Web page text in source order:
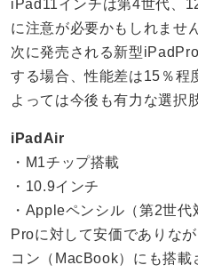
iPad11インチは第4世代、
に注意が必要かもしれませ
次に発売される新型
する場合、性能差は15％程
よっては今後も有力な選択
iPadAir
・M1チップ搭載
・10.9インチ
・Appleペンシル（第2世代
Proに対して安価でありな
コン（MacBook）にも搭載